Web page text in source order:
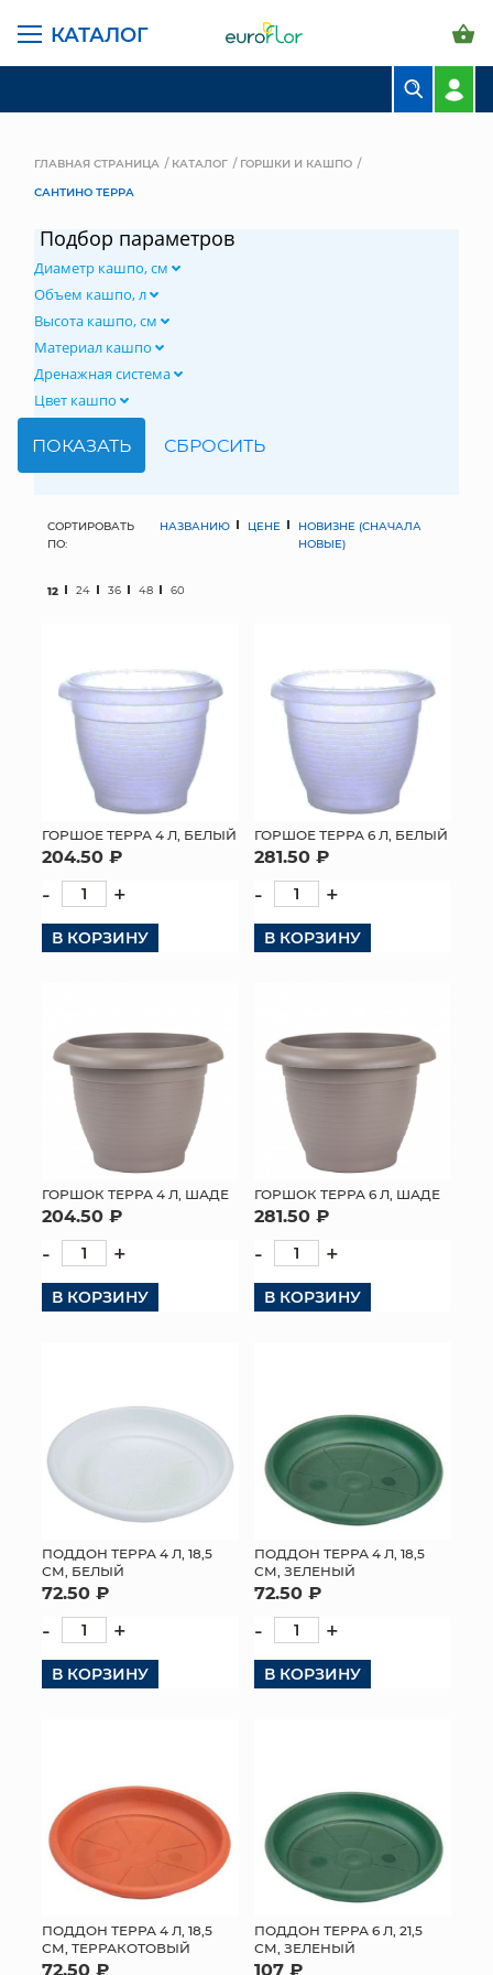
КАТАЛОГ
СВАДЕБНАЯ ФЛОРИСТИКА
МЯГКИЕ ИГРУШКИ
СУНДУКИ
ИСКУССТВЕННЫЕ ЦВЕТЫ
ПАКЕТЫ И СУМКИ
ПОДАРОЧНЫЕ КАРТЫ
ОПТОВЫМ КЛИЕНТАМ
ГЛАВНАЯ СТРАНИЦА КАТАЛОГ
ГОРШКИ И КАШПО
САНТИНО ТЕРРА
Подбор параметров
Диаметр кашпо, см
Объем кашпо, л
Высота кашпо, см
Материал кашпо
Дренажная система
Цвет кашпо
СОРТИРОВАТЬ
ПО:
НАЗВАНИЮ ЦЕНЕ
НОВИЗНЕ (СНАЧАЛА
НОВЫЕ)
12 24 36 48 60
ГОРШОЕ ТЕРРА 4 Л, БЕЛЫЙ
204.50 ₽
- +
В КОРЗИНУ
ГОРШОЕ ТЕРРА 6 Л, БЕЛЫЙ
281.50 ₽
- +
В КОРЗИНУ
ГОРШОК ТЕРРА 4 Л, ШАДЕ
204.50 ₽
- +
В КОРЗИНУ
ГОРШОК ТЕРРА 6 Л, ШАДЕ
281.50 ₽
- +
В КОРЗИНУ
ПОДДОН ТЕРРА 4 Л, 18,5
СМ, БЕЛЫЙ
72.50 ₽
- +
В КОРЗИНУ
ПОДДОН ТЕРРА 4 Л, 18,5
СМ, ЗЕЛЕНЫЙ
72.50 ₽
- +
В КОРЗИНУ
ПОДДОН ТЕРРА 4 Л, 18,5
СМ, ТЕРРАКОТОВЫЙ
72.50 ₽
ПОДДОН ТЕРРА 6 Л, 21,5
СМ, ЗЕЛЕНЫЙ
107 ₽